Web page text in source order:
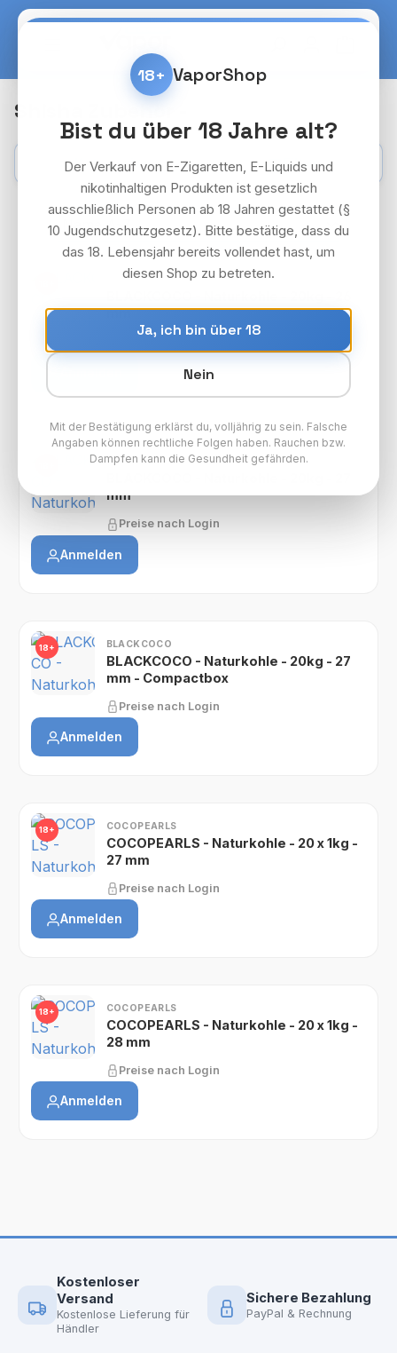
Zum Hauptinhalt springen
Shisha Zubehör -
Kategorien Filter
BLACKCOCO PAKET
mm
Preise nach Login
BLACKCOCO PAKET
mm
Preise nach Login
Anmelden
18+ BLACKCOCO
BLACKCOCO - Naturkohle - 20kg - 27
mm - Compactbox
Preise nach Login
Anmelden
18+ COCOPEARLS
COCOPEARLS - Naturkohle - 20 x 1kg -
27 mm
Preise nach Login
Anmelden
18+ COCOPEARLS
COCOPEARLS - Naturkohle - 20 x 1kg -
28 mm
Preise nach Login
Anmelden
Kostenloser
Versand
Kostenlose Lieferung für
Händler
Sichere Bezahlung
PayPal & Rechnung
18+ VaporShop
Bist du über 18 Jahre alt?
Der Verkauf von E-Zigaretten, E-Liquids und
nikotinhaltigen Produkten ist gesetzlich
ausschließlich Personen ab 18 Jahren gestattet (§
10 Jugendschutzgesetz). Bitte bestätige, dass du
das 18. Lebensjahr bereits vollendet hast, um
diesen Shop zu betreten.
Ja, ich bin über 18
Nein
Mit der Bestätigung erklärst du, volljährig zu sein. Falsche
Angaben können rechtliche Folgen haben. Rauchen bzw.
Dampfen kann die Gesundheit gefährden.